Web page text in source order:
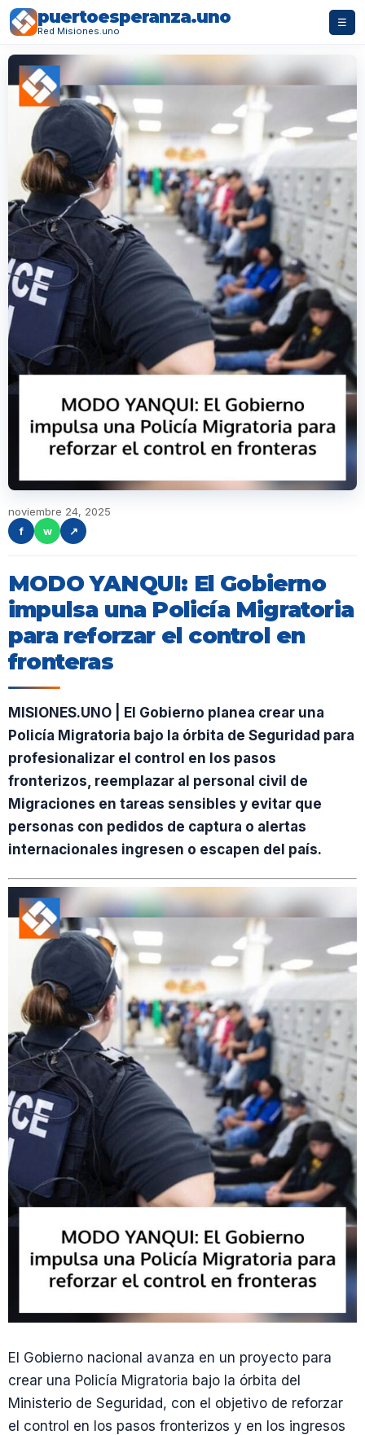
puertoesperanza.uno
Red Misiones.uno
☰
noviembre 24, 2025
f
w ↗
MODO YANQUI: El Gobierno
impulsa una Policía Migratoria
para reforzar el control en
fronteras
MISIONES.UNO | El Gobierno planea crear una
Policía Migratoria bajo la órbita de Seguridad para
profesionalizar el control en los pasos
fronterizos, reemplazar al personal civil de
Migraciones en tareas sensibles y evitar que
personas con pedidos de captura o alertas
internacionales ingresen o escapen del país.
El Gobierno nacional avanza en un proyecto para
crear una Policía Migratoria bajo la órbita del
Ministerio de Seguridad, con el objetivo de reforzar
el control en los pasos fronterizos y en los ingresos